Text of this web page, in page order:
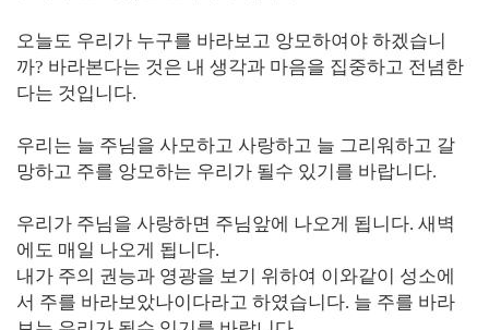
오늘도 우리가 누구를 바라보고 앙모하여야 하겠습니
까? 바라본다는 것은 내 생각과 마음을 집중하고 전념한
다는 것입니다.
우리는 늘 주님을 사모하고 사랑하고 늘 그리워하고 갈
망하고 주를 앙모하는 우리가 될수 있기를 바랍니다.
우리가 주님을 사랑하면 주님앞에 나오게 됩니다. 새벽
에도 매일 나오게 됩니다.
내가 주의 권능과 영광을 보기 위하여 이와같이 성소에
서 주를 바라보았나이다라고 하였습니다. 늘 주를 바라